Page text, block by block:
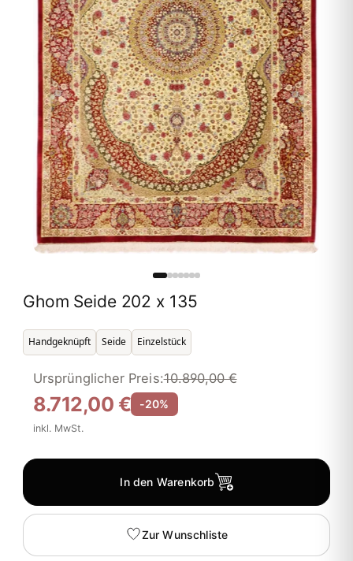
Ghom Seide 202 x 135
Handgeknüpft Seide Einzelstück
8.712,00 €
Ursprünglicher Preis:10.890,00 €
-20%
inkl. MwSt.
In den Warenkorb
Zur Wunschliste